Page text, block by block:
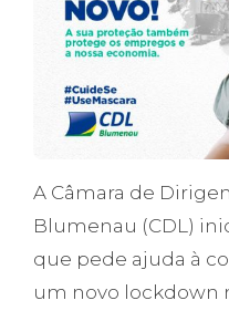
A Câmara de
Blumenau (CDL)
que pede ajuda à
um novo lockdown